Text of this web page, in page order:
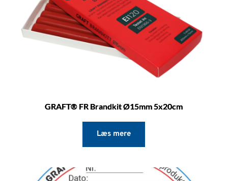
GRAFT® FR Brandkit Ø15mm 5x20cm
Læs mere